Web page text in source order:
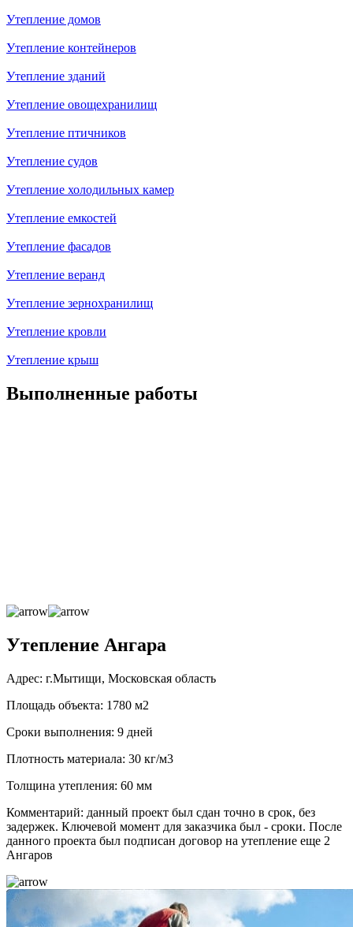
Утепление домов
Утепление контейнеров
Утепление зданий
Утепление овощехранилищ
Утепление птичников
Утепление судов
Утепление холодильных камер
Утепление емкостей
Утепление фасадов
Утепление веранд
Утепление зернохранилищ
Утепление кровли
Утепление крыш
Выполненные работы
Утепление Ангара
Адрес: г.Мытищи, Московская область
Площадь объекта: 1780 м2
Сроки выполнения: 9 дней
Плотность материала: 30 кг/м3
Толщина утепления: 60 мм
Комментарий: данный проект был сдан точно в срок, без
задержек. Ключевой момент для заказчика был - сроки. После
данного проекта был подписан договор на утепление еще 2
Ангаров